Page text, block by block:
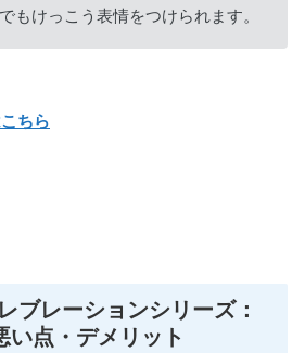
もけっこう表情をつけられます。
ちら
ブレーションシリーズ：
い点・デメリット